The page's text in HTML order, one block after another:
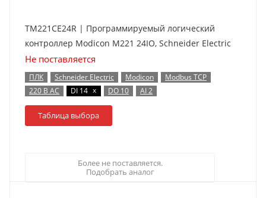
TM221CE24R | Программируемый логический
контроллер Modicon M221 24IO, Schneider Electric
Не поставляется
ПЛК Schneider Electric Modicon
Modbus TCP
220 В AC
DI 14 x DO 10 AI 2
Таблица выбора
Более не поставляется.
Подобрать аналог